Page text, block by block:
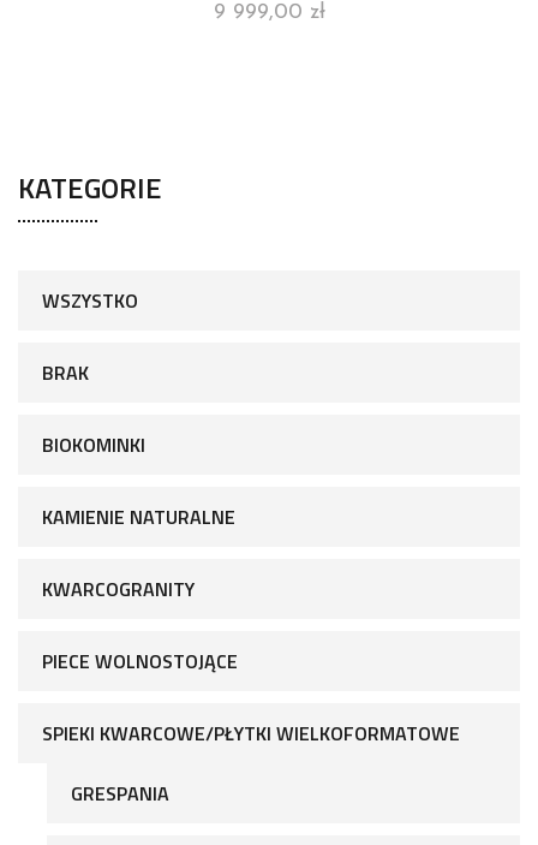
9 999,00 zł
KATEGORIE
WSZYSTKO
BRAK
BIOKOMINKI
KAMIENIE NATURALNE
KWARCOGRANITY
PIECE WOLNOSTOJĄCE
SPIEKI KWARCOWE/PŁYTKI WIELKOFORMATOWE
GRESPANIA